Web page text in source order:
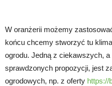
W oranżerii możemy
końcu chcemy stworzyć tu
ogrodu. Jedną z ciekawszych,
sprawdzonych propozycji, jest
ogrodowych, np. z oferty https://